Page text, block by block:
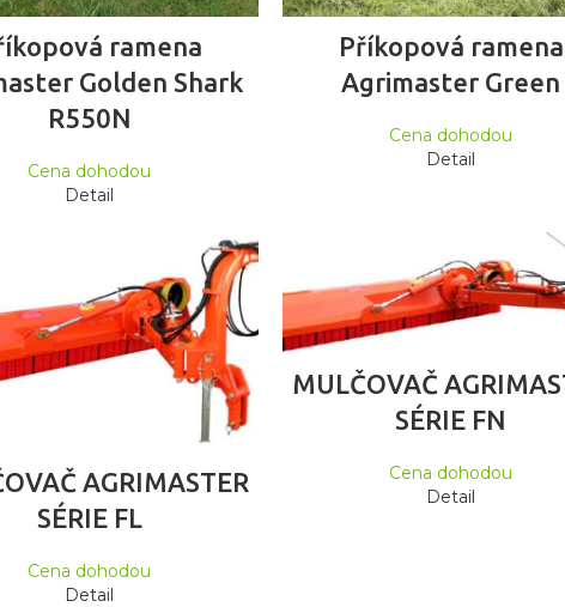
ramena
Golden Shark
R550N
Cena dohodou
Detail
Příkopová ramena
Agrimaster Green
Cena dohodou
Detail
ČTĚTE VÍCE
AGRIMASTER
SÉRIE FL
Cena dohodou
Detail
ČTĚTE VÍCE
MULČOVAČ
SÉRIE FN
Cena dohodou
Detail